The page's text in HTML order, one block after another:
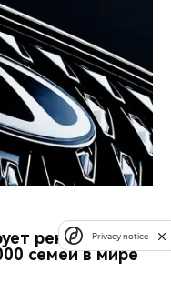
рекордный
семей в мире
Privacy notice